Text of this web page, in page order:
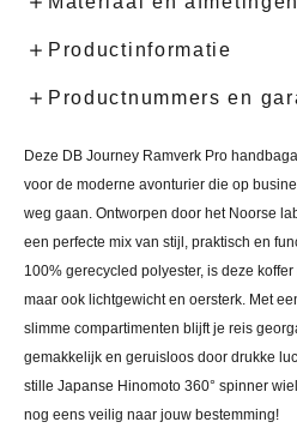
Productinformatie
Productnummers en
Deze DB Journey Ramverk Pro
voor de moderne avonturier die op
weg gaan. Ontworpen door het Noorse
een perfecte mix van stijl, praktisch en
100% gerecycled polyester, is deze
maar ook lichtgewicht en oersterk. Met
slimme compartimenten blijft je reis
gemakkelijk en geruisloos door drukke
stille Japanse Hinomoto 360° spinner
nog eens veilig naar jouw bestemming!